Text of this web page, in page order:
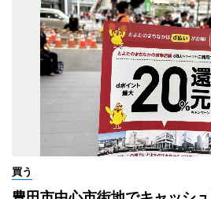
買う